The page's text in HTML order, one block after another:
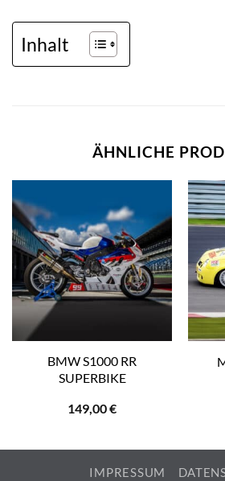
Inhalt
ÄHNLICHE
BMW S1000 RR
SUPERBIKE
149,00€
IMPRESSUM